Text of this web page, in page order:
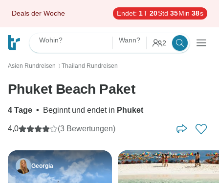
Deals der Woche Endet: 1T 20Std 35Min 37s
Wohin? Wann? 2
Asien Rundreisen 〉 Thailand Rundreisen
Phuket Beach Paket
4 Tage • Beginnt und endet in Phuket
4,0 (3 Bewertungen)
Georgia